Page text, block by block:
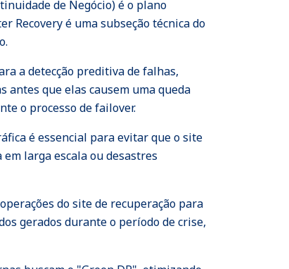
de Negócio) é o plano
Recovery é uma subseção técnica do
a detecção preditiva de falhas,
que elas causem uma queda
o processo de failover.
é essencial para evitar que o site
larga escala ou desastres
do site de recuperação para
gerados durante o período de crise,